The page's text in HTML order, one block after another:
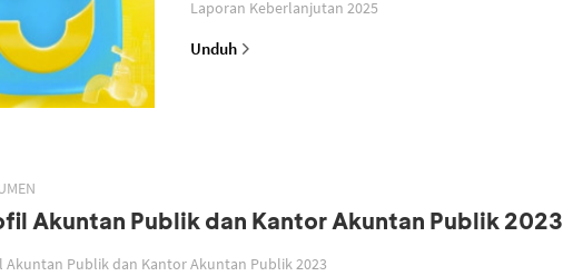
Laporan Keberlanjutan 2025
Unduh
Akuntan Publik dan Kantor Akuntan Publik 2023
Akuntan Publik dan Kantor Akuntan Publik 2023